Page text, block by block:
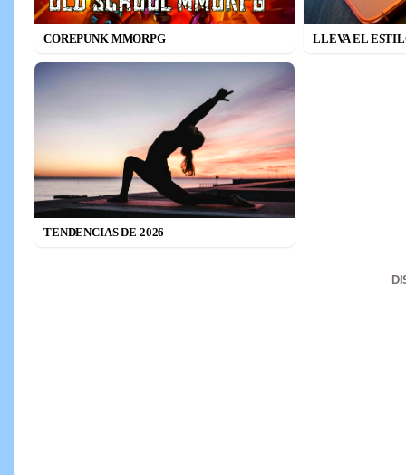
COREPUNK MMORPG LLEVA EL
TENDENCIAS DE 2026